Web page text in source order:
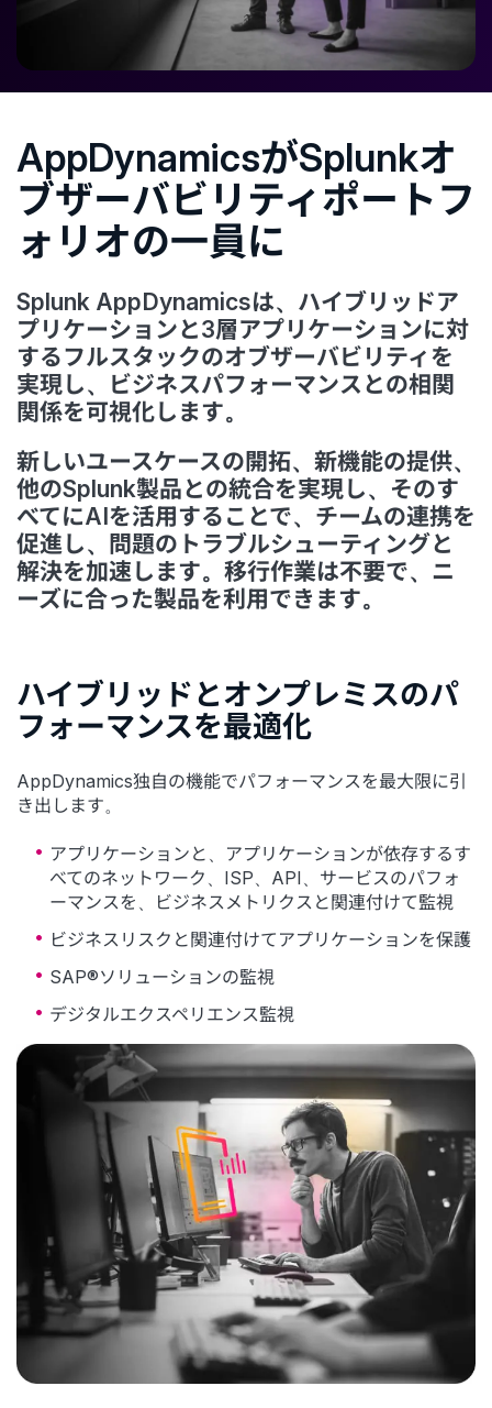
AppDynamicsがSplunkオ
ブザーバビリティポートフ
ォリオの一員に
Splunk AppDynamicsは、ハイブリッドア
プリケーションと3層アプリケーションに対
するフルスタックのオブザーバビリティを
実現し、ビジネスパフォーマンスとの相関
関係を可視化します。
新しいユースケースの開拓、新機能の提供、
他のSplunk製品との統合を実現し、そのす
べてにAIを活用することで、チームの連携を
促進し、問題のトラブルシューティングと
解決を加速します。移行作業は不要で、ニ
ーズに合った製品を利用できます。
ハイブリッドとオンプレミスのパ
フォーマンスを最適化
AppDynamics独自の機能でパフォーマンスを最大限に引
き出します。
アプリケーションと、アプリケーションが依存するす
べてのネットワーク、ISP、API、サービスのパフォ
ーマンスを、ビジネスメトリクスと関連付けて監視
ビジネスリスクと関連付けてアプリケーションを保護
SAP®ソリューションの監視
デジタルエクスペリエンス監視